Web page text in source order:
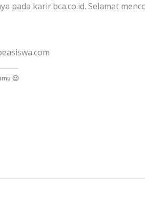
pada karir.bca.co.id. Selamat
🙂